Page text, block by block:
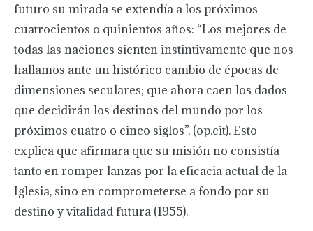
futuro su mirada se extendía a los próximos
cuatrocientos o quinientos años: “Los mejores de
todas las naciones sienten instintivamente que nos
hallamos ante un histórico cambio de épocas de
dimensiones seculares; que ahora caen los dados
que decidirán los destinos del mundo por los
próximos cuatro o cinco siglos”, (op.cit). Esto
explica que afirmara que su misión no consistía
tanto en romper lanzas por la eficacia actual de la
Iglesia, sino en comprometerse a fondo por su
destino y vitalidad futura (1955).